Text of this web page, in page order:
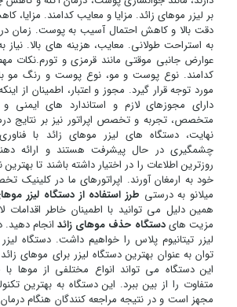
بر لیزر موهای زائد. مزایا و معایب کدامند. مزایا،
دقت بالا و کاهش احتمال آسیب به پوست. زمان
به استراحت طولانی. معایب، هزینه های بالا.
عوارض جانبی موقتی مانند قرمزی و تورم.نکات
کدامند. نوع پوست و مو، نوع پوست و رنگ مو
مورد توجه قرار گیرد. مجوز و اعتبار، اطمینان از
دارای مجوزهای لازم و استاندارد های
متخصص، تجربه و تخصص اپراتور نیز بر نتایج
نهایت، دستگاه های لیزر موهای زائد با
چشمگیری در حال پیشرفت هستند و ارائه
روزترین اطلاعات را در اختیار داشته باشند تا
خود به ارمغان آورند. اپراتورهای ما در کلینیک
میلانو به درستی طرز استفاده از دستگاه لیزر
همین دلیل می توانید با اطمینان خاطر اقدامات
مزیت هایدستگاه حذف موهای زائدانجام دهید.
لیزر تیتانیوم پلاس را خواهیم داشت. دستگاه
توان به عنوان بهترین دستگاه لیزر برای موهای
این دستگاه می تواند انواع مختلفی از
متفاوت را از بین ببرد. این دستگاه به بهترین
مجهز است و در نتیجه مراجعه کنندگان هنگام